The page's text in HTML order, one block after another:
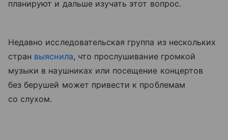
планируют и дальше изучать этот вопрос.
Недавно исследовательская группа из нескольких
стран выяснила, что прослушивание громкой
музыки в наушниках или посещение концертов
без берушей может привести к проблемам
со слухом.